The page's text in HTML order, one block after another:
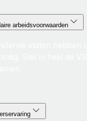
arbeidsvoorwaarden